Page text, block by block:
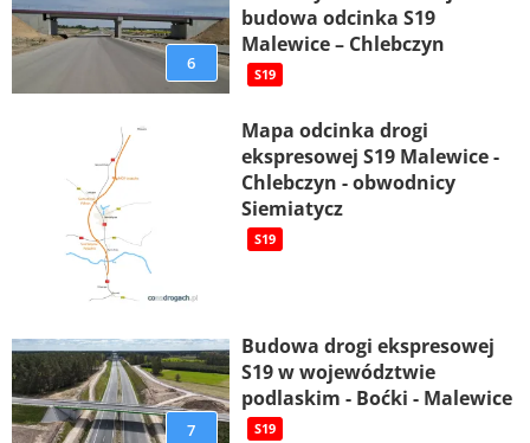
6
budowa odcinka S19
Malewice – Chlebczyn
S19
Mapa odcinka drogi
ekspresowej S19 Malewice -
Chlebczyn - obwodnicy
Siemiatycz
S19
7
Budowa drogi ekspresowej
S19 w województwie
podlaskim - Boćki - Malewice
S19